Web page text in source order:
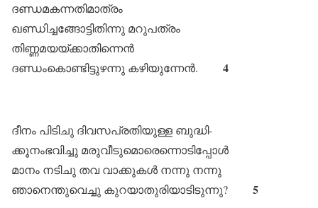
ദണ്ഡമകന്നതിമാത്രം
ഖണ്ഡിച്ചങ്ങോട്ടിതിന്നു മറുപത്രം
തിണ്ണമയയ്ക്കാതിന്നെൻ
ദണ്ഡംകൊണ്ടിട്ടുഴന്നു കഴിയുന്നേൻ.
4
ദീനം പിടിചു ദിവസപ്രതിയുള്ള ബുദ്ധി-
ക്കൂനംഭവിച്ചു മരുവീടുമൊരെന്നൊടിപ്പോൾ
മാനം നടിചു തവ വാക്കുകൾ നന്നു നന്നു
ഞാനെന്തുവെച്ചു കുറയാതുരിയാടിടുന്നു?
5